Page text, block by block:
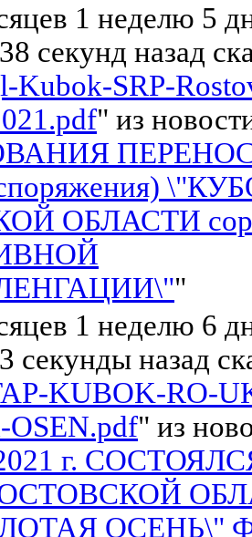
1 неделю 5
секунд назад
Kubok-SRP-
" из
ОБЛАСТИ
"
1 неделю 6
секунды назад
KUBOK-RO-
OSEN.pdf" из
г.
ОСЕНЬ\"